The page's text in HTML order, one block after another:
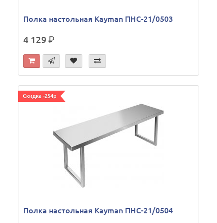
Полка настольная Kayman ПНС-21/0503
4 129р.
Скидка -254р
Полка настольная Kayman ПНС-21/0504